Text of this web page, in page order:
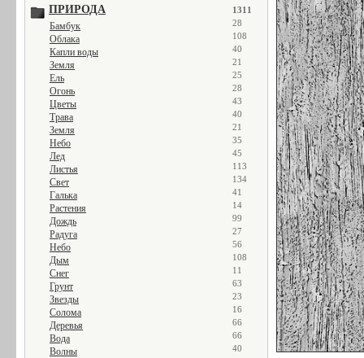
ПРИРОДА 1311
Бамбук 28
Облака 108
Капли воды 40
Земля 21
Ель 25
Огонь 28
Цветы 43
Трава 40
Земля 21
Небо 35
Лед 45
Листья 113
Свет 134
Галька 41
Растения 14
Дождь 99
Радуга 27
Небо 56
Дым 108
Снег 11
Грунт 63
Звезды 23
Солома 16
Деревья 66
Вода 66
Волны 40